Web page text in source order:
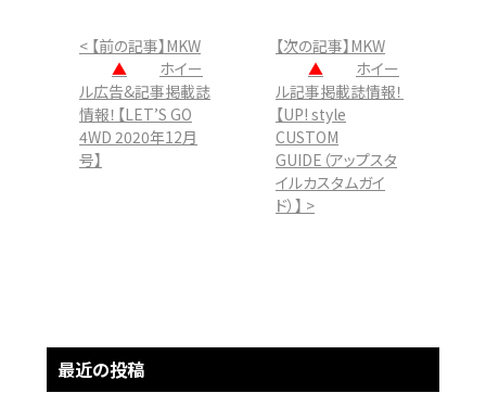
< 【前の記事】MKW
▲
ホイー
ル広告&記事掲載誌
情報！【LET’S GO
4WD 2020年12月
号】
【次の記事】MKW
▲
ホイー
ル記事掲載誌情報！
【UP! style
CUSTOM
GUIDE（アップスタ
イルカスタムガイ
ド）】 >
最近の投稿